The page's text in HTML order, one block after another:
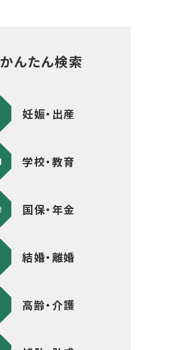
かんたん検索
妊娠・出産
学校・教育
国保・年金
結婚・離婚
高齢・介護